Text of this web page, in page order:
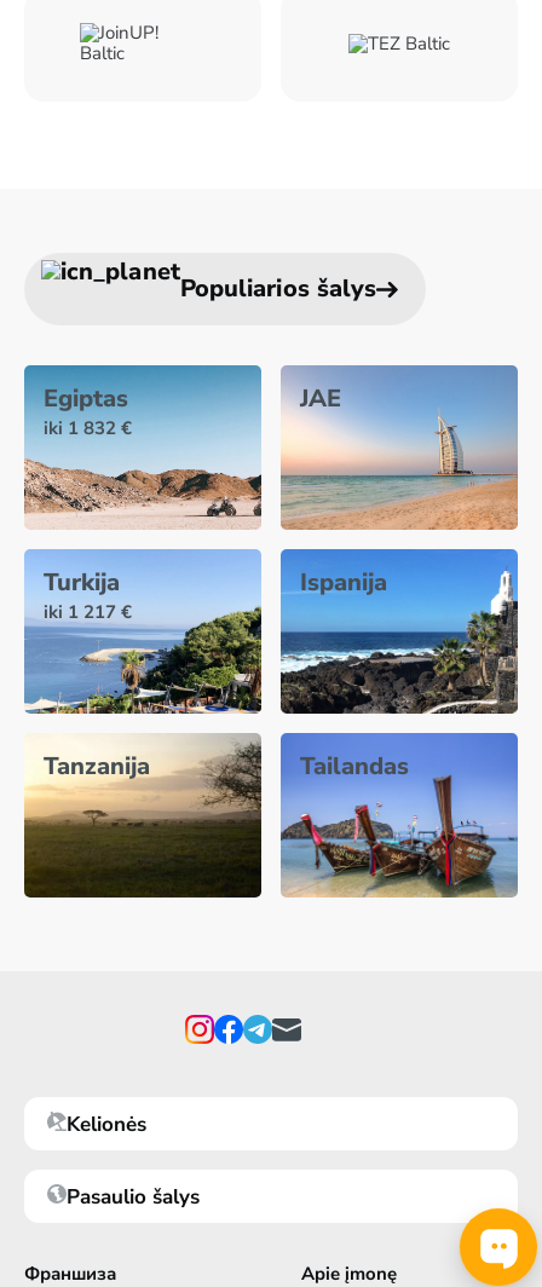
Populiarios šalys
Egiptas
iki 1 832 €
JAE
Turkija
iki 1 217 €
Ispanija
Tanzanija Tailandas
Kelionės
Pasaulio šalys
Франшиза
Apie įmonę